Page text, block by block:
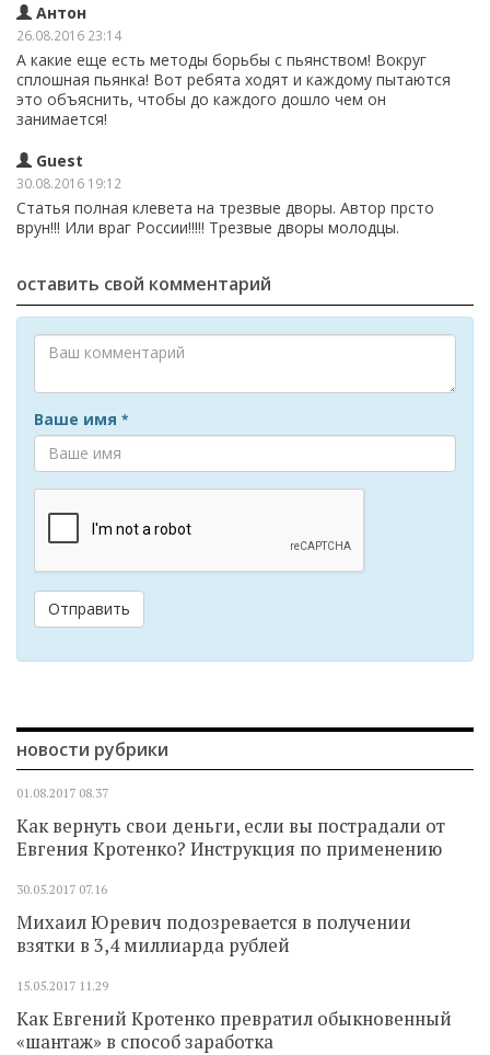
Антон
26.08.2016 23:14
А какие еще есть методы борьбы с пьянством! Вокруг
сплошная пьянка! Вот ребята ходят и каждому пытаются
это объяснить, чтобы до каждого дошло чем он
занимается!
Guest
30.08.2016 19:12
Статья полная клевета на трезвые дворы. Автор прсто
врун!!! Или враг России!!!!! Трезвые дворы молодцы.
оставить свой комментарий
Ваше имя *
Отправить
новости рубрики
01.08.2017 08.37
Как вернуть свои деньги, если вы пострадали от
Евгения Кротенко? Инструкция по применению
30.05.2017 07.16
Михаил Юревич подозревается в получении
взятки в 3,4 миллиарда рублей
15.05.2017 11.29
Как Евгений Кротенко превратил обыкновенный
«шантаж» в способ заработка